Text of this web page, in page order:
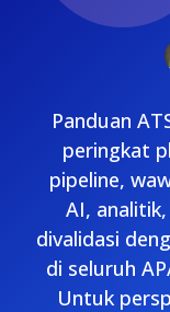
Panduan
peringkat
pipeline,
AI,
divalidasi
di seluruh
Untuk